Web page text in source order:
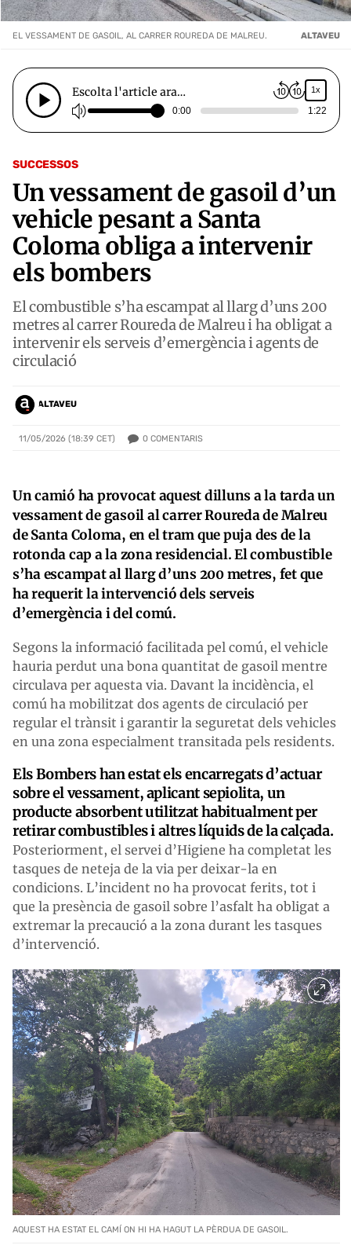
SUCCESSOS
Un vessament de gasoil d’un
vehicle pesant a Santa
Coloma obliga a intervenir
els bombers
El combustible s’ha escampat al llarg d’uns 200
metres al carrer Roureda de Malreu i ha obligat a
intervenir els serveis d’emergència i agents de
circulació
ALTAVEU
11/05/2026 (18:39 CET) 0 COMENTARIS
EL VESSAMENT DE GASOIL, AL CARRER ROUREDA DE MALREU. ALTAVEU
Escolta l'article ara… 1x
0:00 1:22
Un camió ha provocat aquest dilluns a la tarda un
vessament de gasoil al carrer Roureda de Malreu
de Santa Coloma, en el tram que puja des de la
rotonda cap a la zona residencial. El combustible
s’ha escampat al llarg d’uns 200 metres, fet que
ha requerit la intervenció dels serveis
d’emergència i del comú.
Segons la informació facilitada pel comú, el vehicle
hauria perdut una bona quantitat de gasoil mentre
circulava per aquesta via. Davant la incidència, el
comú ha mobilitzat dos agents de circulació per
regular el trànsit i garantir la seguretat dels vehicles
en una zona especialment transitada pels residents.
Els Bombers han estat els encarregats d’actuar
sobre el vessament, aplicant sepiolita, un
producte absorbent utilitzat habitualment per
retirar combustibles i altres líquids de la calçada.
Posteriorment, el servei d’Higiene ha completat les
tasques de neteja de la via per deixar-la en
condicions. L’incident no ha provocat ferits, tot i
que la presència de gasoil sobre l’asfalt ha obligat a
extremar la precaució a la zona durant les tasques
d’intervenció.
AQUEST HA ESTAT EL CAMÍ ON HI HA HAGUT LA PÈRDUA DE GASOIL.